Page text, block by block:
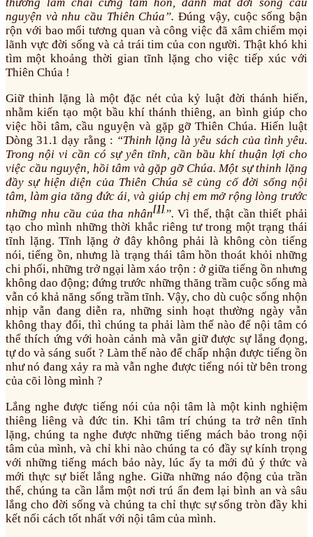
nguyện và nhu cầu Thiên Chúa”. Đúng vậy, cuộc sống bận
rộn với bao mối tương quan và công việc đã xâm chiếm mọi
lãnh vực đời sống và cả trái tim của con người. Thật khó khi
tìm một khoảng thời gian tĩnh lặng cho việc tiếp xúc với
Thiên Chúa !
Giữ thinh lặng là một đặc nét của kỷ luật đời thánh hiến,
nhằm kiến tạo một bầu khí thánh thiêng, an bình giúp cho
việc hồi tâm, cầu nguyện và gặp gỡ Thiên Chúa. Hiến luật
Dòng 31.1 dạy rằng : “Thinh lặng là yêu sách của tình yêu.
Trong nội vi cần có sự yên tĩnh, cần bầu khí thuận lợi cho
việc cầu nguyện, hồi tâm và gặp gỡ Chúa. Một sự thinh lặng
đầy sự hiện diện của Thiên Chúa sẽ củng cố đời sống nội
tâm, làm gia tăng đức ái, và giúp chị em mở rộng lòng trước
những nhu cầu của tha nhân[1]”. Vì thế, thật cần thiết phải
tạo cho mình những thời khắc riêng tư trong một trạng thái
tĩnh lặng. Tĩnh lặng ở đây không phải là không còn tiếng
nói, tiếng ồn, nhưng là trạng thái tâm hồn thoát khỏi những
chi phối, những trở ngại làm xáo trộn : ở giữa tiếng ồn nhưng
không dao động; đứng trước những thăng trầm cuộc sống mà
vẫn có khả năng sống trầm tĩnh. Vậy, cho dù cuộc sống nhộn
nhịp vẫn đang diễn ra, những sinh hoạt thường ngày vẫn
không thay đổi, thì chúng ta phải làm thế nào để nội tâm có
thể thích ứng với hoàn cảnh mà vẫn giữ được sự lắng đọng,
tự do và sáng suốt ? Làm thế nào để chấp nhận được tiếng ồn
như nó đang xảy ra mà vẫn nghe được tiếng nói từ bên trong
của cõi lòng mình ?
Lắng nghe được tiếng nói của nội tâm là một kinh nghiệm
thiêng liêng và đức tin. Khi tâm trí chúng ta trở nên tĩnh
lặng, chúng ta nghe được những tiếng mách bảo trong nội
tâm của mình, và chỉ khi nào chúng ta có đầy sự kính trọng
với những tiếng mách bảo này, lúc ấy ta mới đủ ý thức và
mới thực sự biết lắng nghe. Giữa những náo động của trần
thế, chúng ta cần lắm một nơi trú ẩn đem lại bình an và sâu
lắng cho đời sống và chúng ta chỉ thực sự sống tròn đầy khi
kết nối cách tốt nhất với nội tâm của mình.